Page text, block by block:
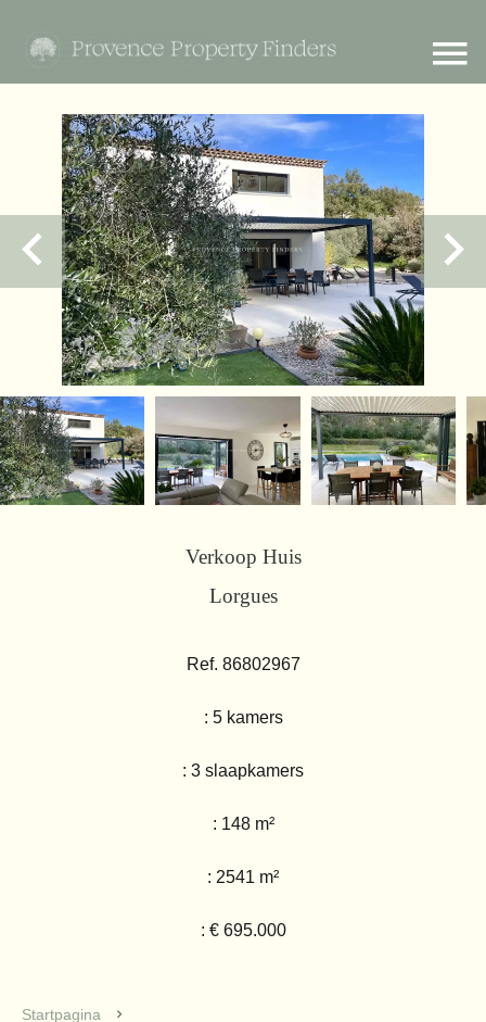
Verkoop Huis
Lorgues
Ref. 86802967
: 5 kamers
: 3 slaapkamers
: 148 m²
: 2541 m²
: € 695.000
Startpagina